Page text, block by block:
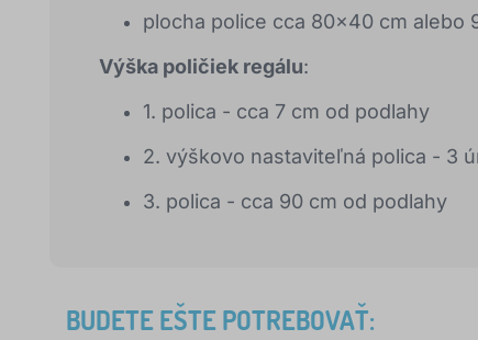
plocha police cca 80x40 cm alebo
Výška poličiek regálu:
1. polica - cca 7 cm od podlahy
2. výškovo nastaviteľná polica - 3
3. polica - cca 90 cm od podlahy
BUDETE EŠTE POTREBOVAŤ: